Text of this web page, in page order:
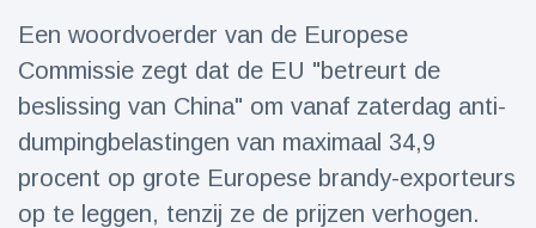
Laatste nieuws
Draakachtig
zeedier
aangespoeld
17 July
43 Bekeken
Een woordvoerder van de Europese
Commissie zegt dat de EU "betreurt de
beslissing van China" om vanaf zaterdag anti-
dumpingbelastingen van maximaal 34,9
procent op grote Europese brandy-exporteurs
op te leggen, tenzij ze de prijzen verhogen.